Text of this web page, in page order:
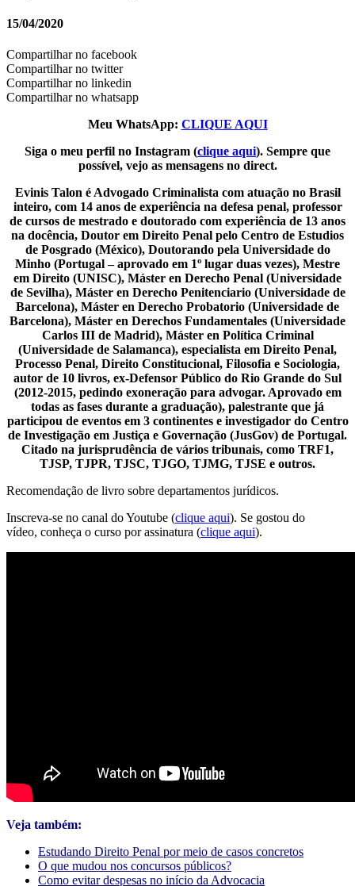
15/04/2020
Compartilhar no facebook
Compartilhar no twitter
Compartilhar no linkedin
Compartilhar no whatsapp
Meu WhatsApp: CLIQUE AQUI
Siga o meu perfil no Instagram (clique aqui). Sempre que
possível, vejo as mensagens no direct.
Evinis Talon é Advogado Criminalista com atuação no Brasil
inteiro, com 14 anos de experiência na defesa penal, professor
de cursos de mestrado e doutorado com experiência de 13 anos
na docência, Doutor em Direito Penal pelo Centro de Estudios
de Posgrado (México), Doutorando pela Universidade do
Minho (Portugal – aprovado em 1º lugar duas vezes), Mestre
em Direito (UNISC), Máster en Derecho Penal (Universidade
de Sevilha), Máster en Derecho Penitenciario (Universidade de
Barcelona), Máster en Derecho Probatorio (Universidade de
Barcelona), Máster en Derechos Fundamentales (Universidade
Carlos III de Madrid), Máster en Política Criminal
(Universidade de Salamanca), especialista em Direito Penal,
Processo Penal, Direito Constitucional, Filosofia e Sociologia,
autor de 10 livros, ex-Defensor Público do Rio Grande do Sul
(2012-2015, pedindo exoneração para advogar. Aprovado em
todas as fases durante a graduação), palestrante que já
participou de eventos em 3 continentes e investigador do Centro
de Investigação em Justiça e Governação (JusGov) de Portugal.
Citado na jurisprudência de vários tribunais, como TRF1,
TJSP, TJPR, TJSC, TJGO, TJMG, TJSE e outros.
Recomendação de livro sobre departamentos jurídicos.
Inscreva-se no canal do Youtube (clique aqui). Se gostou do
vídeo, conheça o curso por assinatura (clique aqui).
Veja também:
Estudando Direito Penal por meio de casos concretos
O que mudou nos concursos públicos?
Como evitar despesas no início da Advocacia